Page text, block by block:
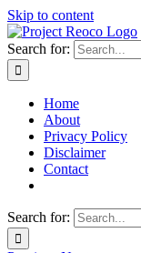
Skip to content
Search for:
Home
About
Privacy Policy
Disclaimer
Contact
Search for: